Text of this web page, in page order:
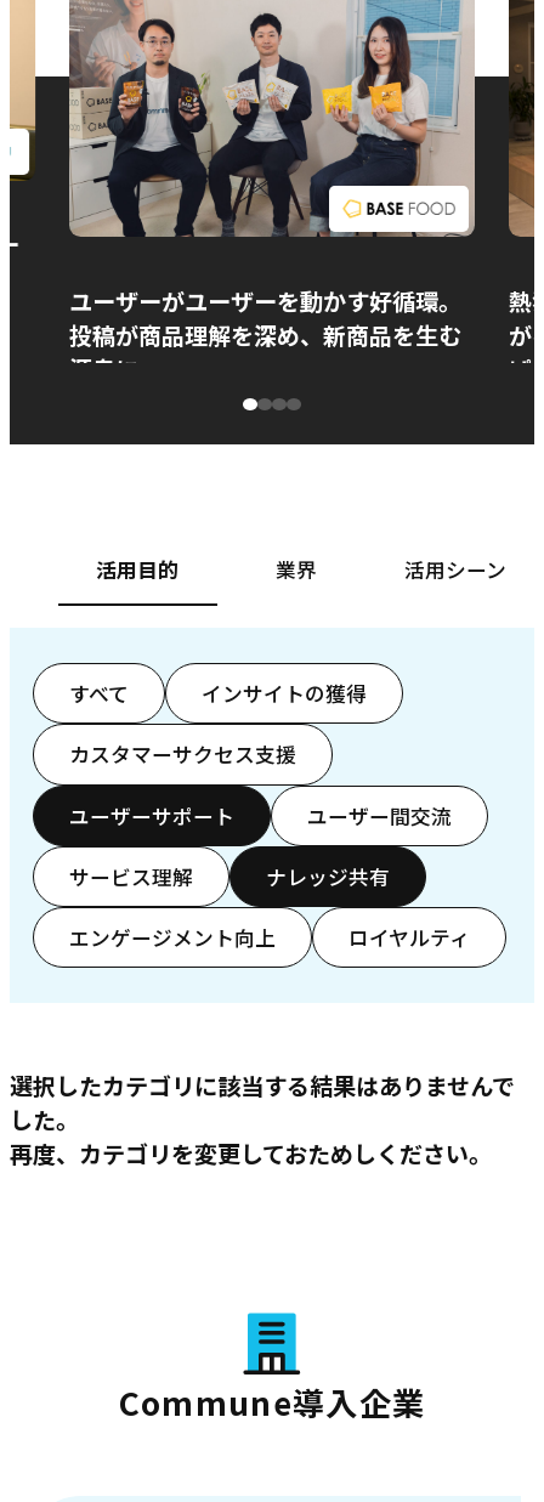
ユーザーがユーザーを動かす好循環。
投稿が商品理解を深め、新商品を生む
源泉に
熱
が
ぱ
活用目的 業界 活用シーン
すべて インサイトの獲得
カスタマーサクセス支援
ユーザーサポート ユーザー間交流
サービス理解 ナレッジ共有
エンゲージメント向上 ロイヤルティ
選択したカテゴリに該当する結果はありませんで
した。
再度、カテゴリを変更しておためしください。
Commune導入企業